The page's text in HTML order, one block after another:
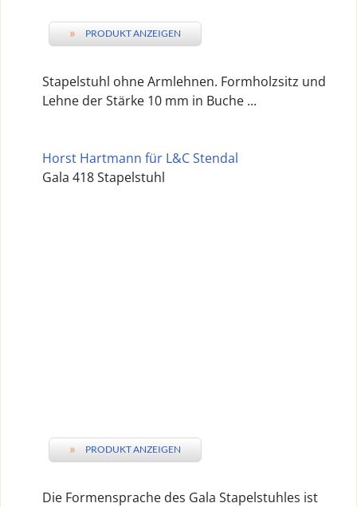
» PRODUKT ANZEIGEN
Stapelstuhl ohne Armlehnen. Formholzsitz und
Lehne der Stärke 10 mm in Buche ...
Horst Hartmann für L&C Stendal
Gala 418 Stapelstuhl
» PRODUKT ANZEIGEN
Die Formensprache des Gala Stapelstuhles ist